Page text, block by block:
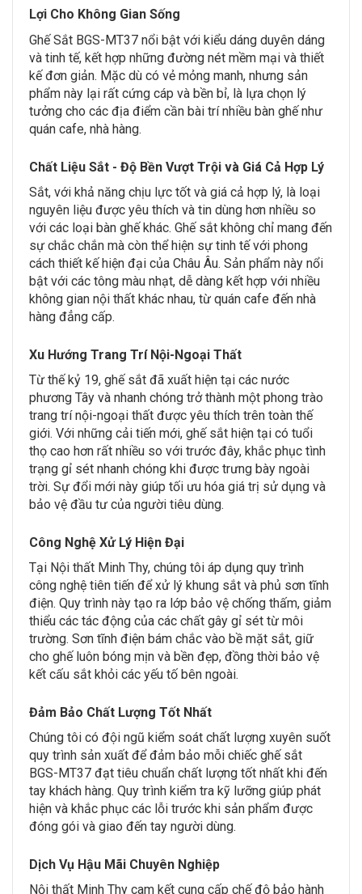
Lợi Cho Không Gian Sống
Ghế Sắt BGS-MT37 nổi bật với kiểu dáng duyên dáng
và tinh tế, kết hợp những đường nét mềm mại và thiết
kế đơn giản. Mặc dù có vẻ mỏng manh, nhưng sản
phẩm này lại rất cứng cáp và bền bỉ, là lựa chọn lý
tưởng cho các địa điểm cần bài trí nhiều bàn ghế như
quán cafe, nhà hàng.
Chất Liệu Sắt - Độ Bền Vượt Trội và Giá Cả Hợp Lý
Sắt, với khả năng chịu lực tốt và giá cả hợp lý, là loại
nguyên liệu được yêu thích và tin dùng hơn nhiều so
với các loại bàn ghế khác. Ghế sắt không chỉ mang đến
sự chắc chắn mà còn thể hiện sự tinh tế với phong
cách thiết kế hiện đại của Châu Âu. Sản phẩm này nổi
bật với các tông màu nhạt, dễ dàng kết hợp với nhiều
không gian nội thất khác nhau, từ quán cafe đến nhà
hàng đẳng cấp.
Xu Hướng Trang Trí Nội-Ngoại Thất
Từ thế kỷ 19, ghế sắt đã xuất hiện tại các nước
phương Tây và nhanh chóng trở thành một phong trào
trang trí nội-ngoại thất được yêu thích trên toàn thế
giới. Với những cải tiến mới, ghế sắt hiện tại có tuổi
thọ cao hơn rất nhiều so với trước đây, khắc phục tình
trạng gỉ sét nhanh chóng khi được trưng bày ngoài
trời. Sự đổi mới này giúp tối ưu hóa giá trị sử dụng và
bảo vệ đầu tư của người tiêu dùng.
Công Nghệ Xử Lý Hiện Đại
Tại Nội thất Minh Thy, chúng tôi áp dụng quy trình
công nghệ tiên tiến để xử lý khung sắt và phủ sơn tĩnh
điện. Quy trình này tạo ra lớp bảo vệ chống thấm, giảm
thiểu các tác động của các chất gây gỉ sét từ môi
trường. Sơn tĩnh điện bám chắc vào bề mặt sắt, giữ
cho ghế luôn bóng mịn và bền đẹp, đồng thời bảo vệ
kết cấu sắt khỏi các yếu tố bên ngoài.
Đảm Bảo Chất Lượng Tốt Nhất
Chúng tôi có đội ngũ kiểm soát chất lượng xuyên suốt
quy trình sản xuất để đảm bảo mỗi chiếc ghế sắt
BGS-MT37 đạt tiêu chuẩn chất lượng tốt nhất khi đến
tay khách hàng. Quy trình kiểm tra kỹ lưỡng giúp phát
hiện và khắc phục các lỗi trước khi sản phẩm được
đóng gói và giao đến tay người dùng.
Dịch Vụ Hậu Mãi Chuyên Nghiệp
Nội thất Minh Thy cam kết cung cấp chế độ bảo hành